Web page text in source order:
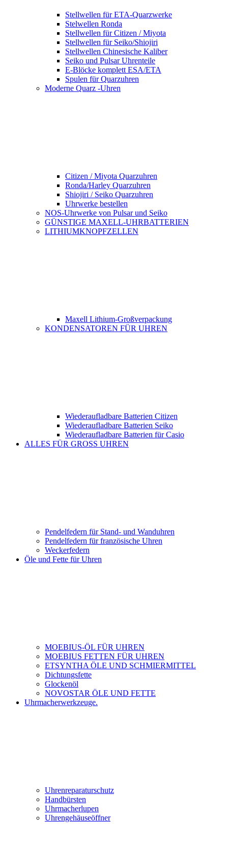
Stellwellen für ETA-Quarzwerke
Stelwellen Ronda
Stellwellen für Citizen / Miyota
Stellwellen für Seiko/Shiojiri
Stellwellen Chinesische Kaliber
Seiko und Pulsar Uhrenteile
E-Blöcke komplett ESA/ETA
Spulen für Quarzuhren
Moderne Quarz -Uhren
Citizen / Miyota Quarzuhren
Ronda/Harley Quarzuhren
Shiojiri / Seiko Quarzuhren
Uhrwerke bestellen
NOS-Uhrwerke von Pulsar und Seiko
GÜNSTIGE MAXELL-UHRBATTERIEN
LITHIUMKNOPFZELLEN
Maxell Lithium-Großverpackung
KONDENSATOREN FÜR UHREN
Wiederaufladbare Batterien Citizen
Wiederaufladbare Batterien Seiko
Wiederaufladbare Batterien für Casio
ALLES FÜR GROSS UHREN
Pendelfedern für Stand- und Wanduhren
Pendelfedern für französische Uhren
Weckerfedern
Öle und Fette für Uhren
MOEBIUS-ÖL FÜR UHREN
MOEBIUS FETTEN FÜR UHREN
ETSYNTHA ÖLE UND SCHMIERMITTEL
Dichtungsfette
Glockenöl
NOVOSTAR ÖLE UND FETTE
Uhrmacherwerkzeuge.
Uhrenreparaturschutz
Handbürsten
Uhrmacherlupen
Uhrengehäuseöffner